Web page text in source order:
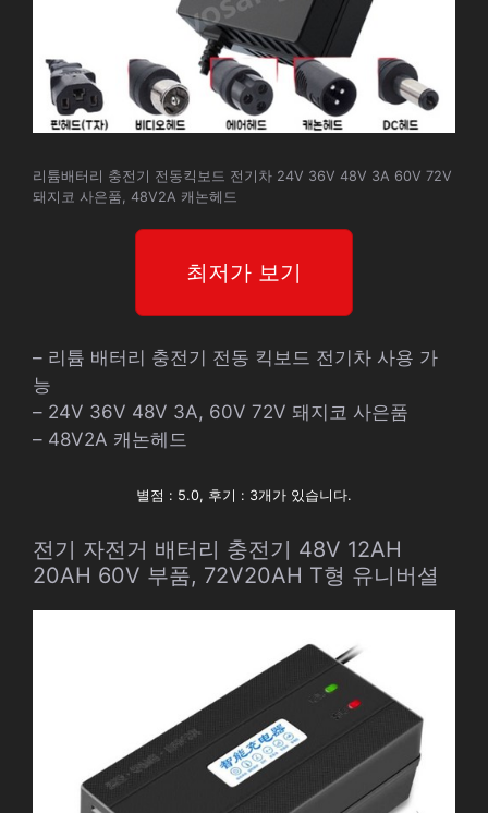
리튬배터리 충전기 전동킥보드 전기차 24V 36V 48V 3A 60V 72V
돼지코 사은품, 48V2A 캐논헤드
최저가 보기
– 리튬 배터리 충전기 전동 킥보드 전기차 사용 가
능
– 24V 36V 48V 3A, 60V 72V 돼지코 사은품
– 48V2A 캐논헤드
별점 : 5.0, 후기 : 3개가 있습니다.
전기 자전거 배터리 충전기 48V 12AH
20AH 60V 부품, 72V20AH T형 유니버셜